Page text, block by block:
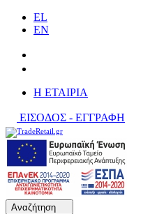
EL
EN
H ΕΤΑΙΡΙΑ
ΕΙΣΟΔΟΣ - ΕΓΓΡΑΦΗ
Αναζήτηση